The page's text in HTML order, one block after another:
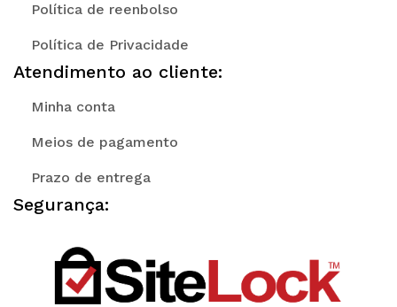
Política de reenbolso
Política de Privacidade
Atendimento ao cliente:
Minha conta
Meios de pagamento
Prazo de entrega
Segurança: